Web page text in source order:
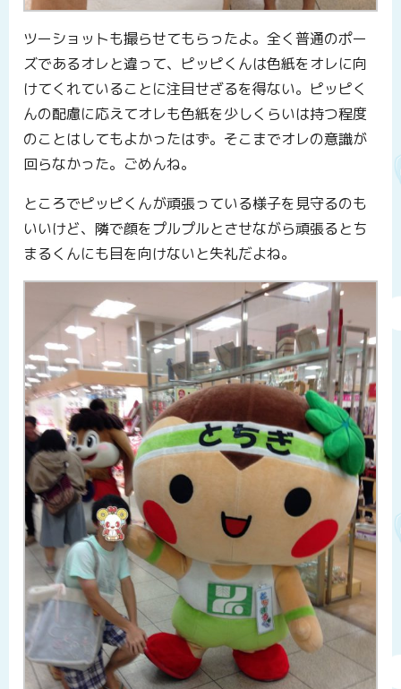
ツーショットも撮らせてもらったよ。全く普通のポー
ズであるオレと違って、ピッピくんは色紙をオレに向
けてくれていることに注目せざるを得ない。ピッピく
んの配慮に応えてオレも色紙を少しくらいは持つ程度
のことはしてもよかったはず。そこまでオレの意識が
回らなかった。ごめんね。
ところでピッピくんが頑張っている様子を見守るのも
いいけど、隣で顔をプルプルとさせながら頑張るとち
まるくんにも目を向けないと失礼だよね。